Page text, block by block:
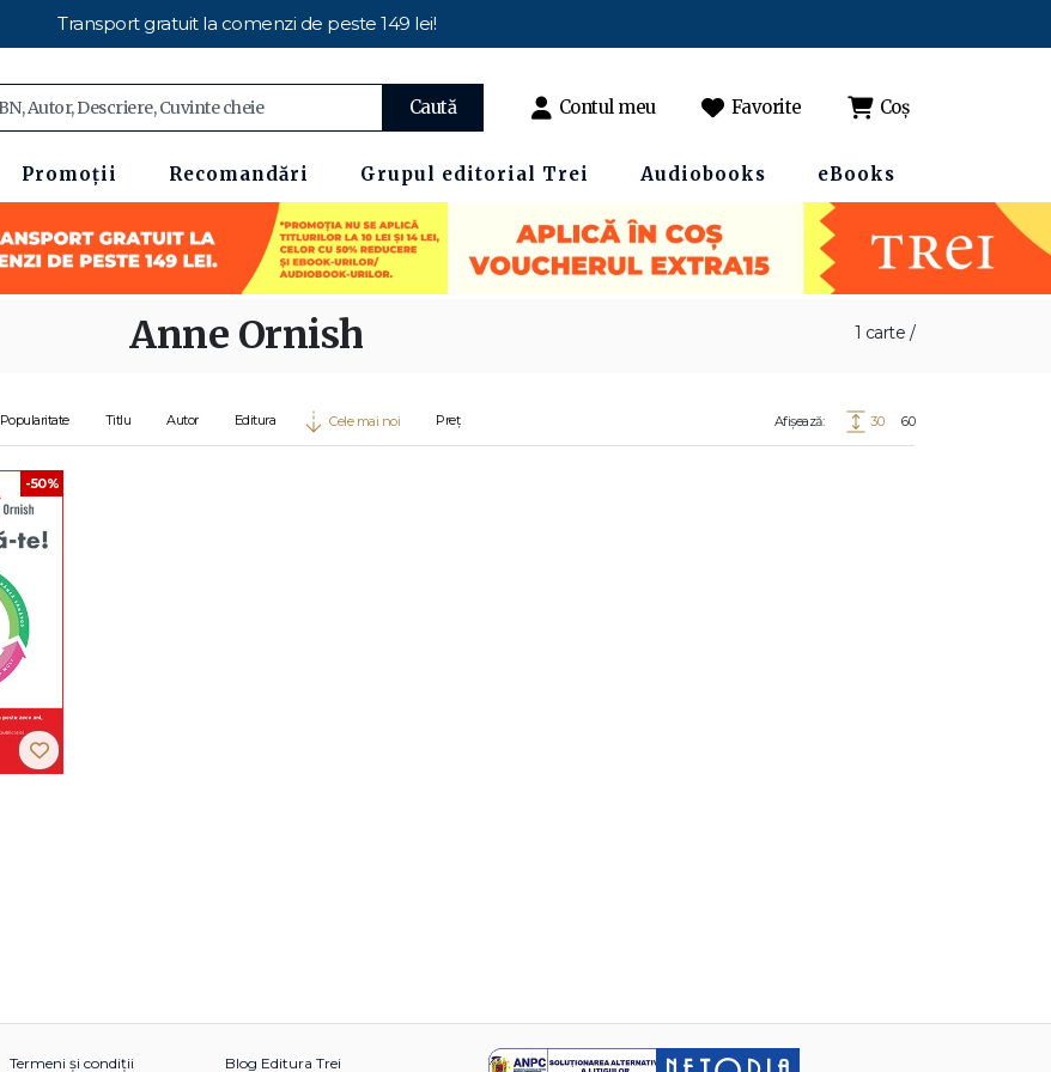
Transport gratuit la comenzi de peste 149 lei!
Caută Contul meu Favorite Coș
Promoții Recomandări Grupul editorial Trei Audiobooks eBooks
1 carte /
Anne Ornish
Popularitate Titlu Autor Editura Cele mai noi Preț Afișează: 30 60
-50%
Termeni și condiții Blog Editura Trei